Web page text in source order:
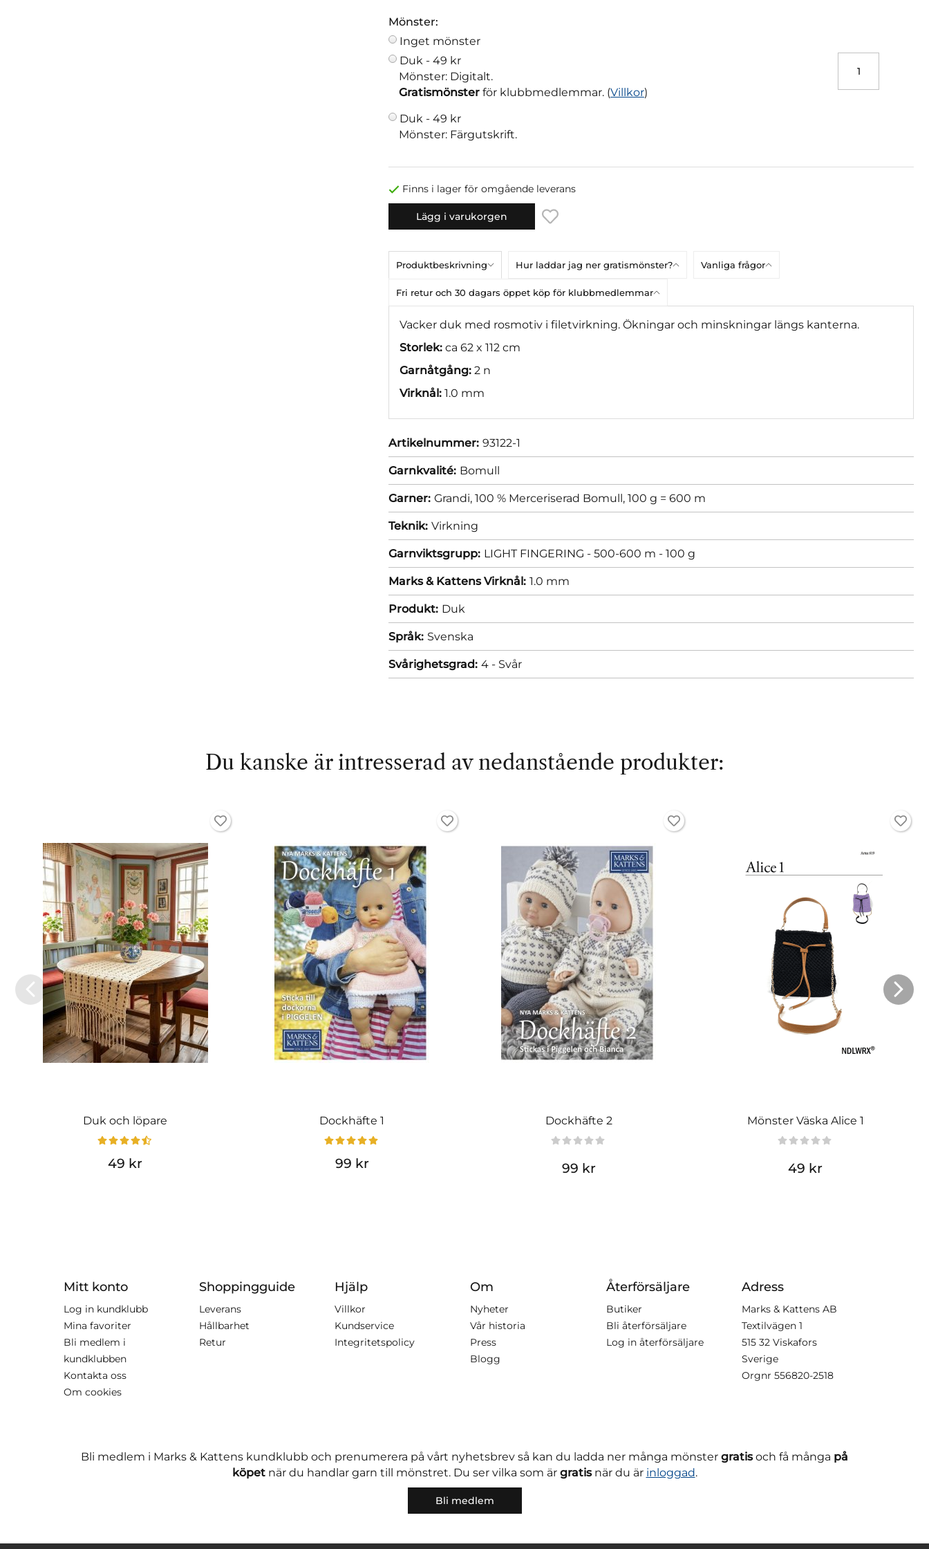
Mönster:
Inget mönster
Duk - 49 kr
Mönster: Digitalt.
Gratismönster för klubbmedlemmar. (Villkor)
Duk - 49 kr
Mönster: Färgutskrift.
Finns i lager för omgående leverans
Lägg i varukorgen
Produktbeskrivning Hur laddar jag ner gratismönster? Vanliga frågor
Fri retur och 30 dagars öppet köp för klubbmedlemmar
Vacker duk med rosmotiv i filetvirkning. Ökningar och minskningar längs kanterna.
Storlek: ca 62 x 112 cm
Garnåtgång: 2 n
Virknål: 1.0 mm
Artikelnummer: 93122-1
Garnkvalité: Bomull
Garner: Grandi, 100 % Merceriserad Bomull, 100 g = 600 m
Teknik: Virkning
Garnviktsgrupp: LIGHT FINGERING - 500-600 m - 100 g
Marks & Kattens Virknål: 1.0 mm
Produkt: Duk
Språk: Svenska
Svårighetsgrad: 4 - Svår
Du kanske är intresserad av nedanstående produkter:
Duk och löpare
49 kr
Dockhäfte 1
99 kr
Dockhäfte 2
99 kr
Mönster Väska Alice 1
49 kr
Mitt konto
Log in kundklubb
Mina favoriter
Bli medlem i
kundklubben
Kontakta oss
Om cookies
Shoppingguide
Leverans
Hållbarhet
Retur
Hjälp
Villkor
Kundservice
Integritetspolicy
Om
Nyheter
Vår historia
Press
Blogg
Återförsäljare
Butiker
Bli återförsäljare
Log in återförsäljare
Adress
Marks & Kattens AB
Textilvägen 1
515 32 Viskafors
Sverige
Orgnr 556820-2518
Bli medlem i Marks & Kattens kundklubb och prenumerera på vårt nyhetsbrev så kan du ladda ner många mönster gratisoch få många på
köpetnär du handlar garn till mönstret. Du ser vilka som är gratisnär du är inloggad.
Bli medlem